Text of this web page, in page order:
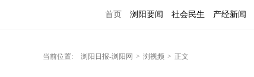
首页 浏阳要闻 社会民生 产经新闻
当前位置: 浏阳日报-浏阳网 > 浏视频 > 正文